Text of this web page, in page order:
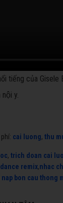
tiếng của Gisele
nội y.
cai luong, thu
, trich doan cai
remix,nhac
nap bon cau thong